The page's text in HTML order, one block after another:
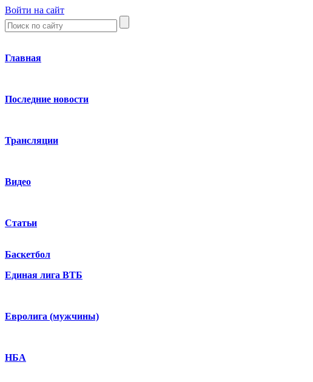
Войти на сайт
Главная
Последние новости
Трансляции
Видео
Статьи
Баскетбол
Единая лига ВТБ
Евролига (мужчины)
НБА